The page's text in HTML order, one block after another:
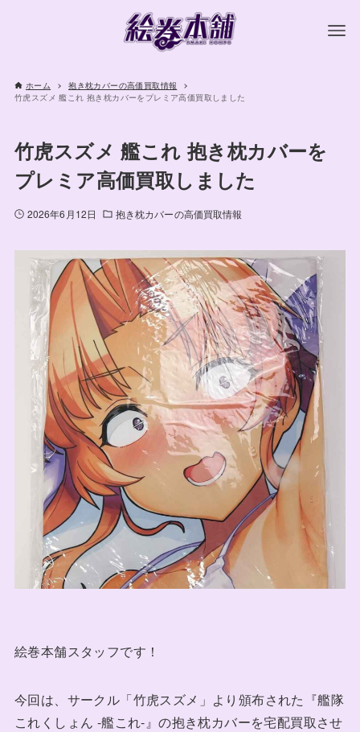
ホーム
抱き枕カバーの高価買取情報
竹虎スズメ 艦これ 抱き枕カバーをプレミア高価買取しました
竹虎スズメ 艦これ 抱き枕カバーを
プレミア高価買取しました
2026年6月12日 抱き枕カバーの高価買取情報
絵巻本舗スタッフです！
今回は、サークル「竹虎スズメ」より頒布された『艦隊
これくしょん -艦これ-』の抱き枕カバーを宅配買取させ